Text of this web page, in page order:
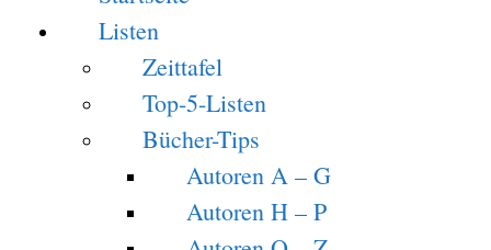
Listen
Zeittafel
Top-5-Listen
Bücher-Tips
Autoren A – G
Autoren H – P